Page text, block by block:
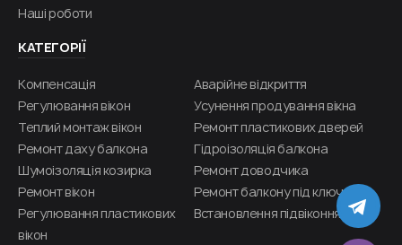
Наші роботи
КАТЕГОРІЇ
Компенсація
Аварійне відкриття
Регулювання вікон
Усунення продування вікна
Теплий монтаж вікон
Ремонт пластикових дверей
Ремонт даху балкона
Гідроізоляція балкона
Шумоізоляція козирка
Ремонт доводчика
Ремонт вікон
Ремонт балкону під ключ
Регулювання пластикових
вікон
Встановлення підвіконня